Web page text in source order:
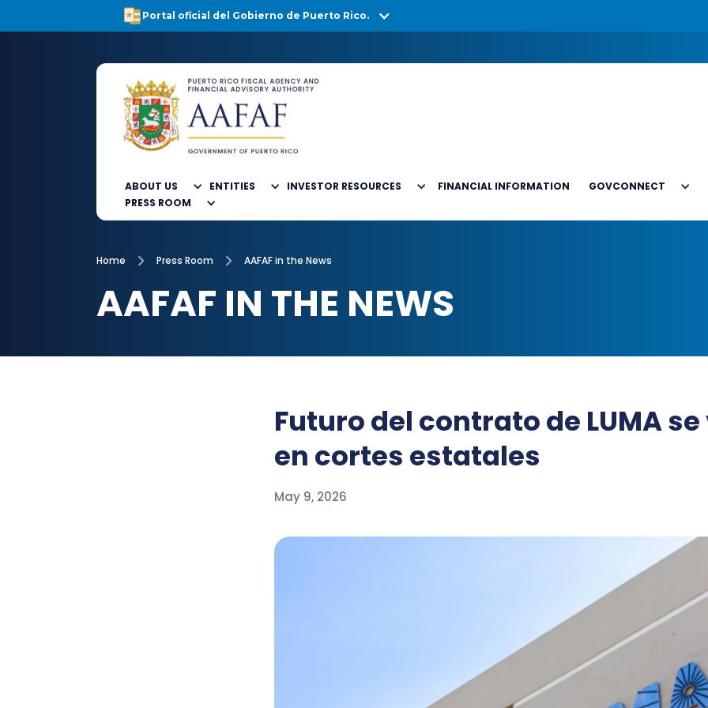
Portal oficial del Gobierno de Puerto Rico.
ABOUT US ENTITIES INVESTOR RESOURCES FINANCIAL INFORMATION
GOVCONNECT
PRESS ROOM
Home Press Room AAFAF in the News
AAFAF IN THE NEWS
Futuro del contrato de LUMA
en cortes estatales
May 9, 2026